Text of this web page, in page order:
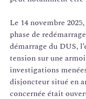
Le 14 novembre
phase de
démarrage du DUS,
tension sur une
investigations
disjoncteur situé en
concernée était